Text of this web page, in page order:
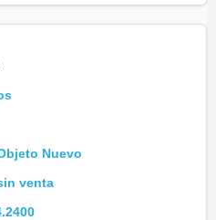
Nuevo
venta